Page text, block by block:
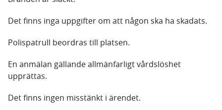
Det finns inga uppgifter om att någon ska ha skadats.
Polispatrull beordras till platsen.
En anmälan gällande allmänfarligt vårdslöshet
upprättas.
Det finns ingen misstänkt i ärendet.